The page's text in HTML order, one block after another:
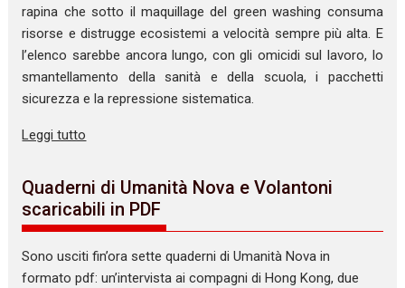
rapina che sotto il maquillage del green washing consuma
risorse e distrugge ecosistemi a velocità sempre più alta. E
l’elenco sarebbe ancora lungo, con gli omicidi sul lavoro, lo
smantellamento della sanità e della scuola, i pacchetti
sicurezza e la repressione sistematica.
Leggi tutto
Quaderni di Umanità Nova e Volantoni
scaricabili in PDF
Sono usciti fin’ora sette quaderni di Umanità Nova in
formato pdf: un’intervista ai compagni di Hong Kong, due